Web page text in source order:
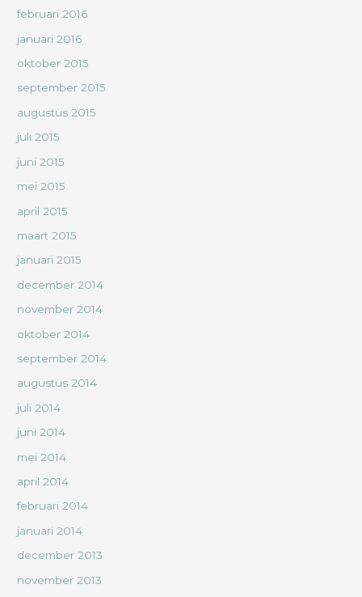
februari 2016
januari 2016
oktober 2015
september 2015
augustus 2015
juli 2015
juni 2015
mei 2015
april 2015
maart 2015
januari 2015
december 2014
november 2014
oktober 2014
september 2014
augustus 2014
juli 2014
juni 2014
mei 2014
april 2014
februari 2014
januari 2014
december 2013
november 2013